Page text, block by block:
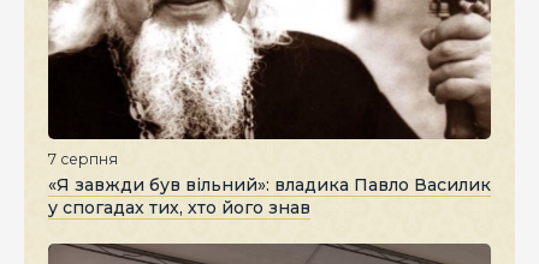
7 серпня
«Я завжди був вільний»: владика Павло Василик
у спогадах тих, хто його знав